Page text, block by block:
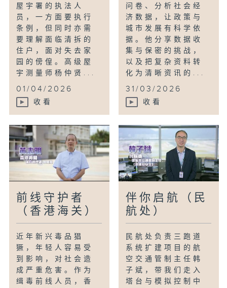
屋宇署的执法人
员，一方面要执行
条例，但同时亦需
要理解面临清拆的
住户，面对失去家
园的傍偟。高级屋
宇测量师杨仲贤...
01/04/2026
收看
问卷、分析社会经
济数据，让政策与
城市发展有科学依
据。他分享数据收
集与保密的挑战，
以及把复杂资料转
化为清晰资讯的...
31/03/2026
收看
前线守护者
（香港海关）
近年新兴毒品猖
獗，年轻人容易受
到影响，对社会造
成严重危害。作为
缉毒前线人员，香
伴你启航（民
航处）
民航处负责三跑道
系统扩建项目的航
空交通管制主任韩
子斌，带我们走入
塔台与模拟控制中